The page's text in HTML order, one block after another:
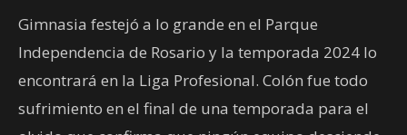
Gimnasia festejó a lo grande en el Parque
Independencia de Rosario y la temporada 2024 lo
encontrará en la Liga Profesional. Colón fue todo
sufrimiento en el final de una temporada para el